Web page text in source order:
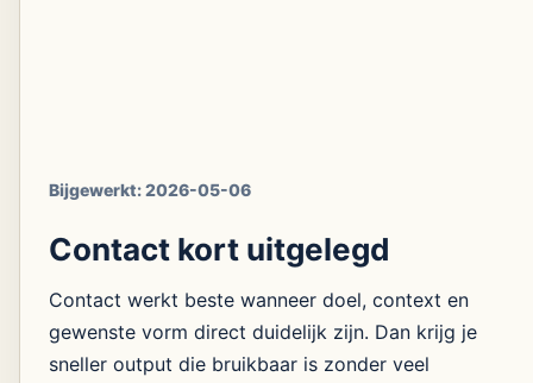
Bijgewerkt:2026-05-06
Contact kort uitgelegd
Contact werkt beste wanneer doel, context en
gewenste vorm direct duidelijk zijn. Dan krijg je
sneller output die bruikbaar is zonder veel